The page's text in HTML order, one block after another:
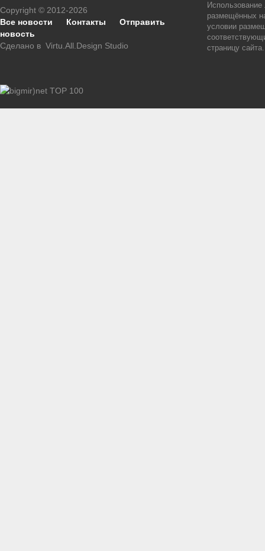
Copyright © 2012-2026
Все новости
Контакты
Отправить
новость
Сделано в Virtu.All.Design Studio
размещённых
условии
страницу сайта.